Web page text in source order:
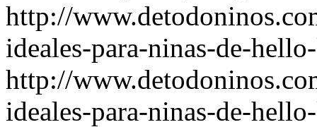
http://
ideales-para-ninas-de-
http://
ideales-para-ninas-de-